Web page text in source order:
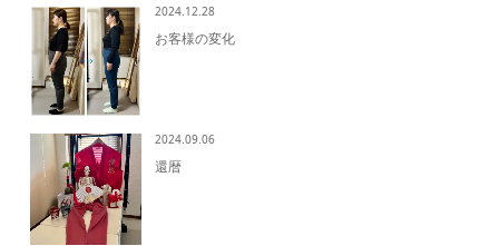
2024.12.28
お客様の変化
2024.09.06
還暦